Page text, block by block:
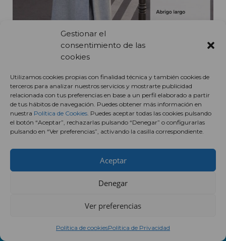
Gestionar el
consentimiento de las
cookies
Utilizamos cookies propias con finalidad técnica y también cookies de
terceros para analizar nuestros servicios y mostrarte publicidad
relacionada con tus preferencias en base a un perfil elaborado a partir
de tus hábitos de navegación. Puedes obtener más información en
nuestra Política de Cookies. Puedes aceptar todas las cookies pulsando
el botón “Aceptar”, rechazarlas pulsando “Denegar” o configurarlas
pulsando en “Ver preferencias”, activando la casilla correspondiente.
Aceptar
Denegar
Ver preferencias
Política de cookiesPolítica de Privacidad
Cargar más
COMUNIDAD DE PROPIETARIOS CENTRO COMERCIAL
Av. Navarra, 180, 50011 Zaragoza